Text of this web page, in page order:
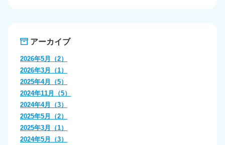
アーカイブ
2026年5月（2）
2026年3月（1）
2025年4月（5）
2024年11月（5）
2024年4月（3）
2025年5月（2）
2025年3月（1）
2024年5月（3）